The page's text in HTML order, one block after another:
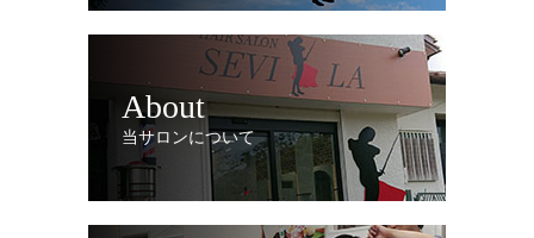
About
当サロンについて